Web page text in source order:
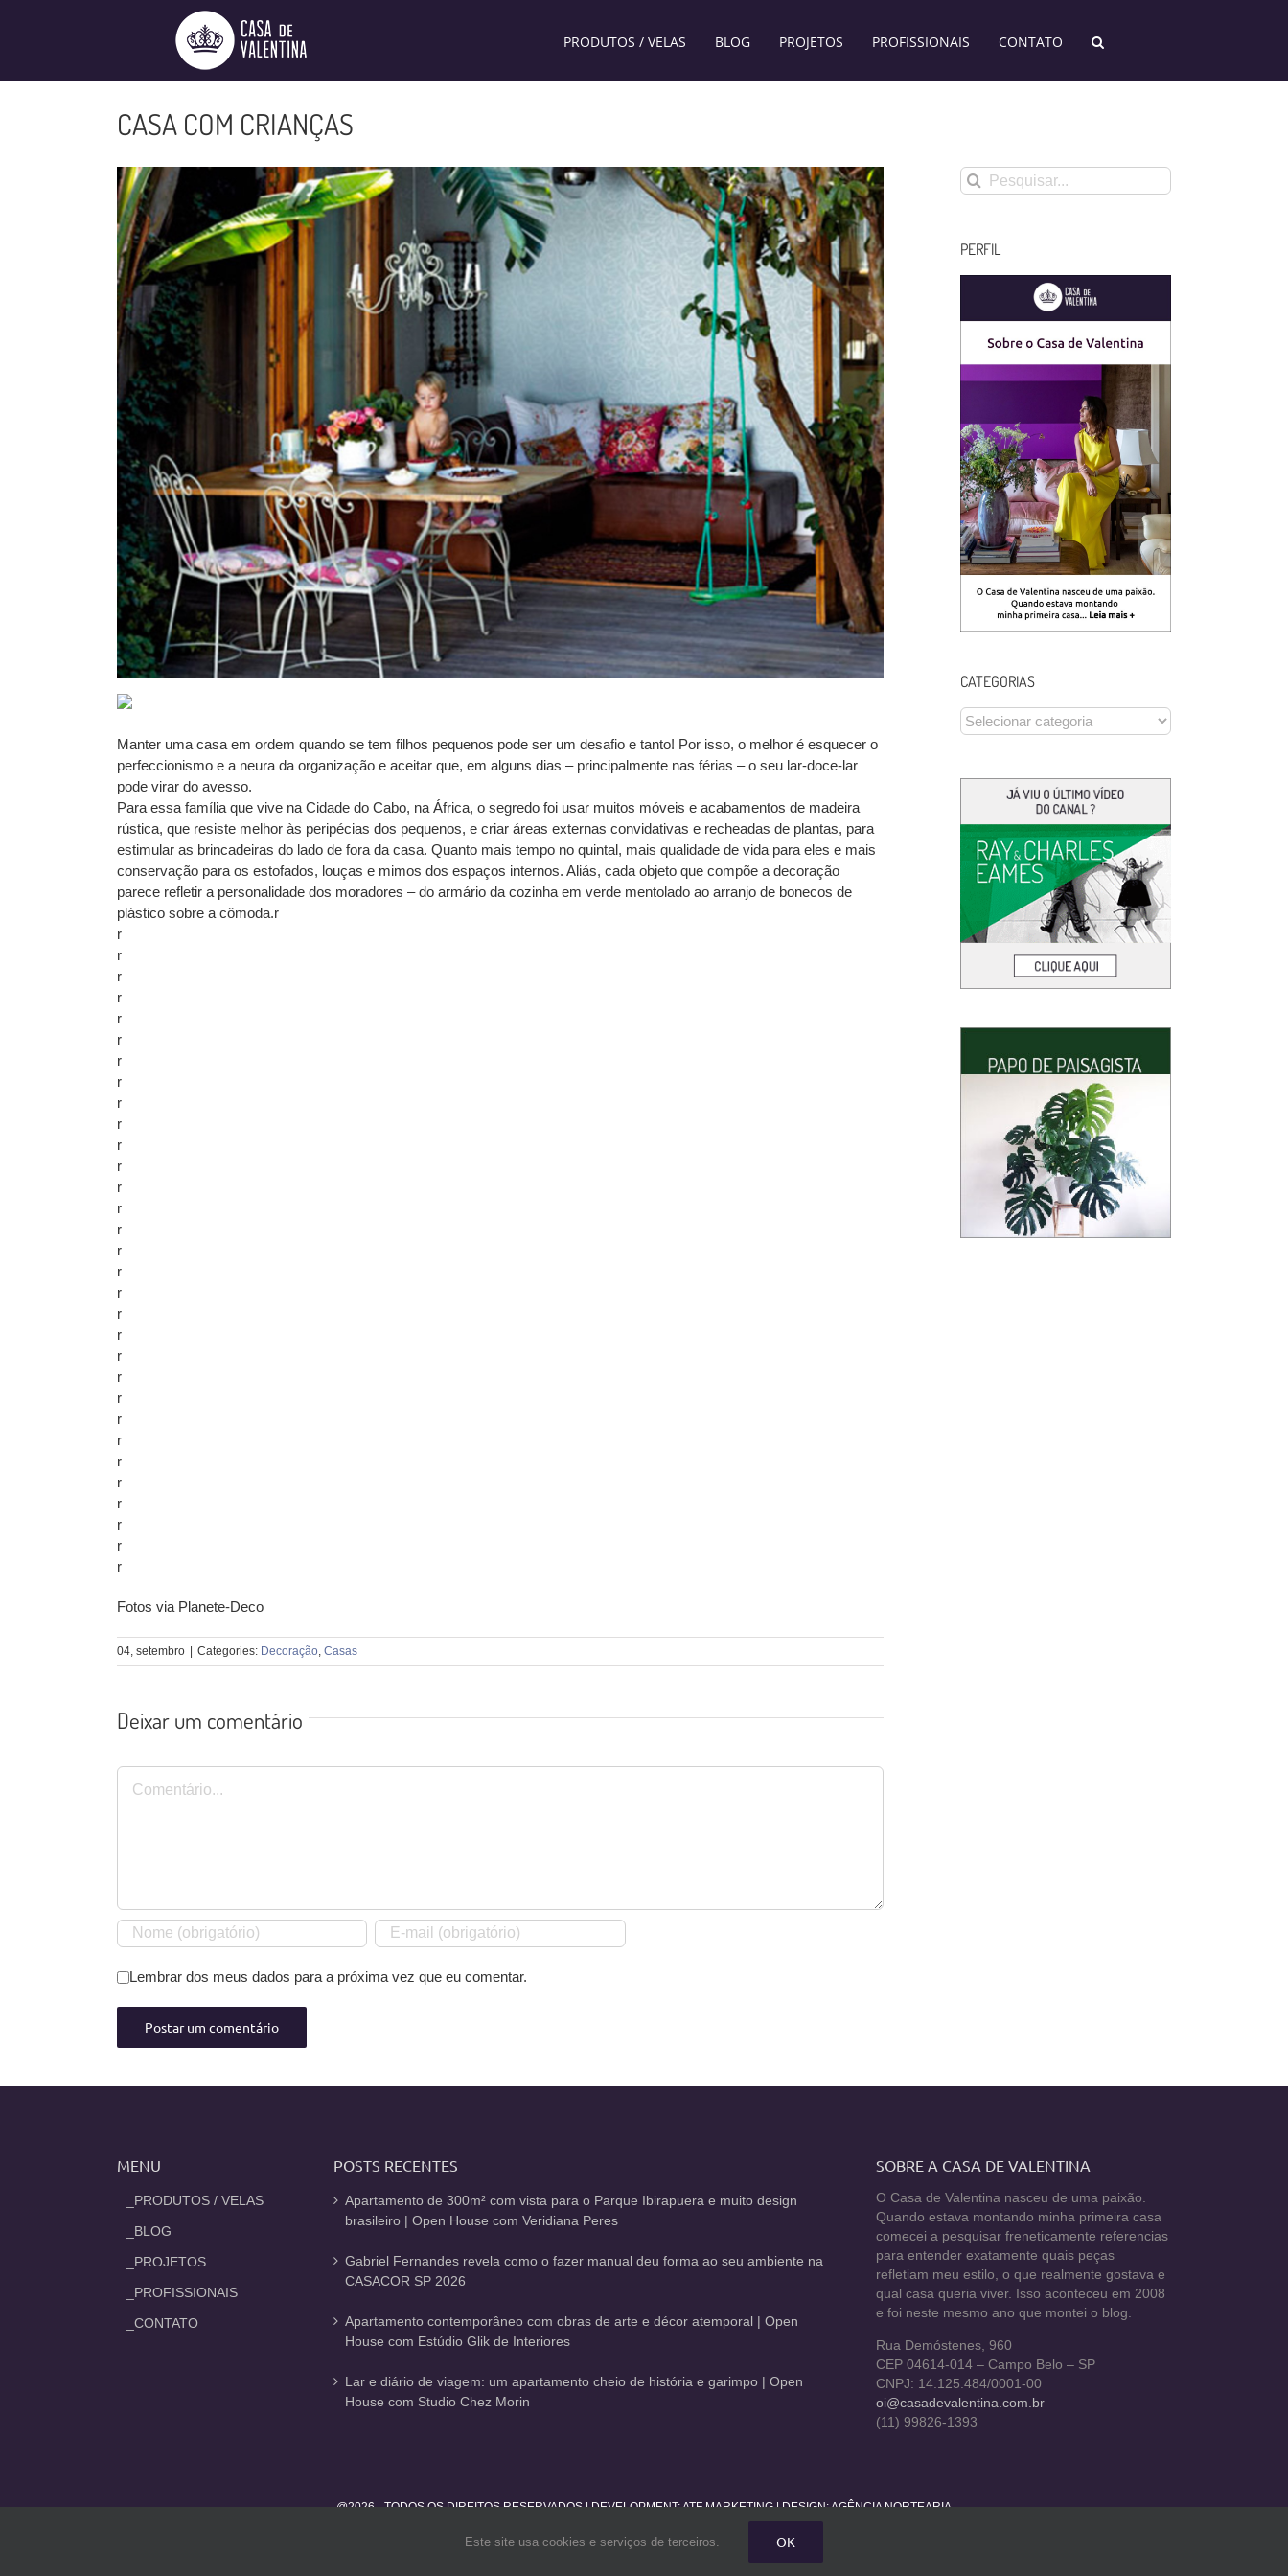
PRODUTOS / VELAS BLOG PROJETOS PROFISSIONAIS CONTATO
CASA COM CRIANÇAS
Manter uma casa em ordem quando se tem filhos pequenos pode ser um desafio e tanto! Por isso, o melhor é esquecer o
perfeccionismo e a neura da organização e aceitar que, em alguns dias – principalmente nas férias – o seu lar-doce-lar
pode virar do avesso.
Para essa família que vive na Cidade do Cabo, na África, o segredo foi usar muitos móveis e acabamentos de madeira
rústica, que resiste melhor às peripécias dos pequenos, e criar áreas externas convidativas e recheadas de plantas, para
estimular as brincadeiras do lado de fora da casa. Quanto mais tempo no quintal, mais qualidade de vida para eles e mais
conservação para os estofados, louças e mimos dos espaços internos. Aliás, cada objeto que compõe a decoração
parece refletir a personalidade dos moradores – do armário da cozinha em verde mentolado ao arranjo de bonecos de
plástico sobre a cômoda.r
r
r
r
r
r
r
r
r
r
r
r
r
r
r
r
r
r
r
r
r
r
r
r
r
r
r
r
r
r
r
r
Fotos via Planete-Deco
04, setembro | Categories: Decoração Casas
Deixar um comentário
Comentário
Lembrar dos meus dados para a próxima vez que eu comentar.
Buscar
resultados
PERFIL
CATEGORIAS
CATEGORIAS
MENU
_PRODUTOS / VELAS
_BLOG
_PROJETOS
_PROFISSIONAIS
_CONTATO
POSTS RECENTES
Apartamento de 300m² com vista para o Parque Ibirapuera e muito design
brasileiro | Open House com Veridiana Peres
Gabriel Fernandes revela como o fazer manual deu forma ao seu ambiente na
CASACOR SP 2026
Apartamento contemporâneo com obras de arte e décor atemporal | Open
House com Estúdio Glik de Interiores
Lar e diário de viagem: um apartamento cheio de história e garimpo | Open
House com Studio Chez Morin
SOBRE A CASA DE VALENTINA
O Casa de Valentina nasceu de uma paixão.
Quando estava montando minha primeira casa
comecei a pesquisar freneticamente referencias
para entender exatamente quais peças
refletiam meu estilo, o que realmente gostava e
qual casa queria viver. Isso aconteceu em 2008
e foi neste mesmo ano que montei o blog.
Rua Demóstenes, 960
CEP 04614-014 – Campo Belo – SP
CNPJ: 14.125.484/0001-00
oi@casadevalentina.com.br
(11) 99826-1393
@2026 - TODOS OS DIREITOS RESERVADOS | DEVELOPMENT:ATF MARKETING| DESIGN: AGÊNCIA NORTEARIA
FacebookTwitterInstagramPinterestYouTube
Este site usa cookies e serviços de terceiros. OK